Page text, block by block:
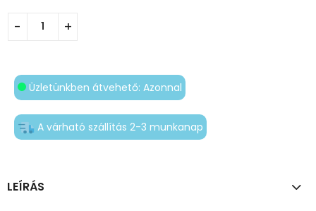
Üzletünkben átvehető: Azonnal
A várható szállítás 2-3 munkanap
LEÍRÁS